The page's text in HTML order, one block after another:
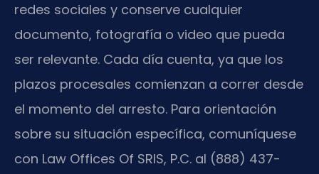
redes sociales y conserve cualquier
documento, fotografía o video que pueda
ser relevante. Cada día cuenta, ya que los
plazos procesales comienzan a correr desde
el momento del arresto. Para orientación
sobre su situación específica, comuníquese
con Law Offices Of SRIS, P.C. al (888) 437-